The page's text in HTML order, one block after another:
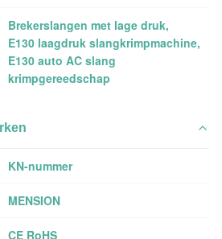
Brekerslangen met lage druk,
E130 laagdruk slangkrimpmachine,
E130 auto AC slang
krimpgereedschap
KN-nummer
MENSION
CE RoHS